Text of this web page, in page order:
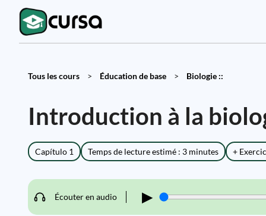
Tous les cours > Éducation de base > Biologie ::
Introduction à la
Capítulo 1 Temps de lecture estimé : 3 minutes +
Écouter en audio ▶